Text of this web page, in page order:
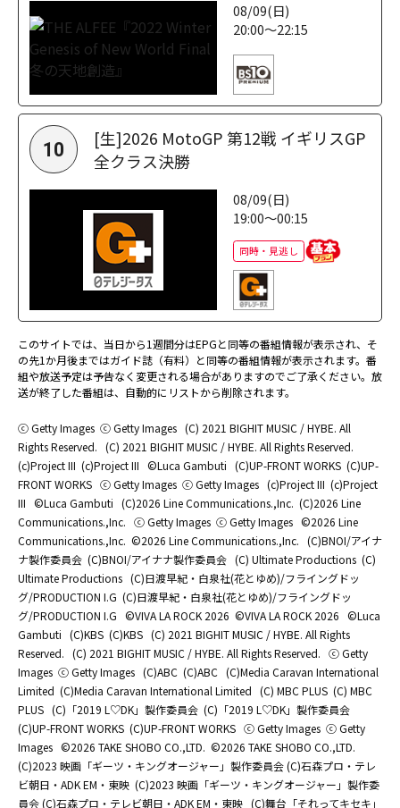
08/09(日)
20:00～22:15
10
[生]2026 MotoGP 第12戦 イギリスGP
全クラス決勝
08/09(日)
19:00～00:15
同時・見逃し
このサイトでは、当日から1週間分はEPGと同等の番組情報が表示され、そ
の先1か月後まではガイド誌（有料）と同等の番組情報が表示されます。番
組や放送予定は予告なく変更される場合がありますのでご了承ください。放
送が終了した番組は、自動的にリストから削除されます。
ⓒ Getty Images ⓒ Getty Images (C) 2021 BIGHIT MUSIC / HYBE. All
Rights Reserved. (C) 2021 BIGHIT MUSIC / HYBE. All Rights Reserved.
(c)Project III (c)Project III ©Luca Gambuti (C)UP-FRONT WORKS (C)UP-
FRONT WORKS ⓒ Getty Images ⓒ Getty Images (c)Project III (c)Project
III ©Luca Gambuti (C)2026 Line Communications.,Inc. (C)2026 Line
Communications.,Inc. ⓒ Getty Images ⓒ Getty Images ©2026 Line
Communications.,Inc. ©2026 Line Communications.,Inc. (C)BNOI/アイナ
ナ製作委員会 (C)BNOI/アイナナ製作委員会 (C) Ultimate Productions (C)
Ultimate Productions (C)日渡早紀・白泉社(花とゆめ)/フライングドッ
グ/PRODUCTION I.G (C)日渡早紀・白泉社(花とゆめ)/フライングドッ
グ/PRODUCTION I.G ©️VIVA LA ROCK 2026 ©️VIVA LA ROCK 2026 ©Luca
Gambuti (C)KBS (C)KBS (C) 2021 BIGHIT MUSIC / HYBE. All Rights
Reserved. (C) 2021 BIGHIT MUSIC / HYBE. All Rights Reserved. ⓒ Getty
Images ⓒ Getty Images (C)ABC (C)ABC (C)Media Caravan International
Limited (C)Media Caravan International Limited (C) MBC PLUS (C) MBC
PLUS (C)「2019 L♡DK」製作委員会 (C)「2019 L♡DK」製作委員会
(C)UP-FRONT WORKS (C)UP-FRONT WORKS ⓒ Getty Images ⓒ Getty
Images ©2026 TAKE SHOBO CO.,LTD. ©2026 TAKE SHOBO CO.,LTD.
(C)2023 映画「ギーツ・キングオージャー」製作委員会 (C)石森プロ・テレ
ビ朝日・ADK EM・東映 (C)2023 映画「ギーツ・キングオージャー」製作委
員会 (C)石森プロ・テレビ朝日・ADK EM・東映 (C)舞台「それってキセキ」